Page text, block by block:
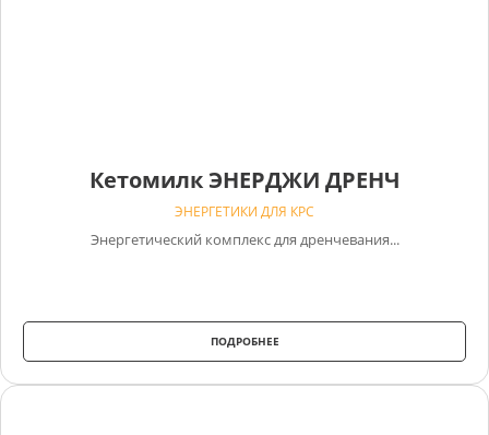
Кетомилк ЭНЕРДЖИ ДРЕНЧ
ЭНЕРГЕТИКИ ДЛЯ КРС
Энергетический комплекс для дренчевания...
ПОДРОБНЕЕ